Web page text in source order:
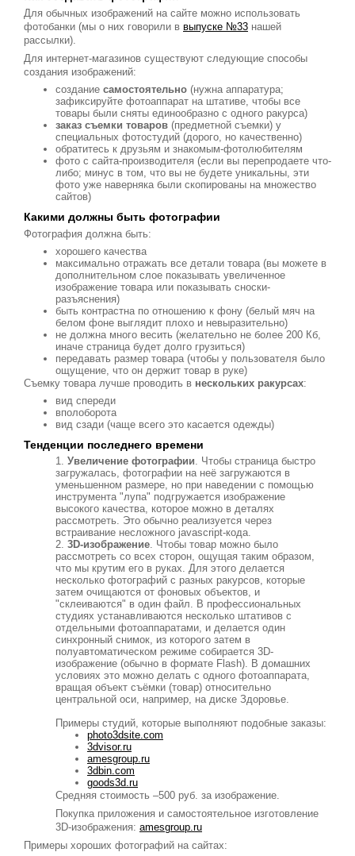
Для обычных изображений на сайте можно использовать
фотобанки (мы о них говорили в выпуске №33 нашей
рассылки).
Для интернет-магазинов существуют следующие способы
создания изображений:
создание самостоятельно (нужна аппаратура;
зафиксируйте фотоаппарат на штативе, чтобы все
товары были сняты единообразно с одного ракурса)
заказ съемки товаров (предметной съемки) у
специальных фотостудий (дорого, но качественно)
обратитесь к друзьям и знакомым-фотолюбителям
фото с сайта-производителя (если вы перепродаете что-
либо; минус в том, что вы не будете уникальны, эти
фото уже наверняка были скопированы на множество
сайтов)
Какими должны быть фотографии
Фотография должна быть:
хорошего качества
максимально отражать все детали товара (вы можете в
дополнительном слое показывать увеличенное
изображение товара или показывать сноски-
разъяснения)
быть контрастна по отношению к фону (белый мяч на
белом фоне выглядит плохо и невыразительно)
не должна много весить (желательно не более 200 Кб,
иначе страница будет долго грузиться)
передавать размер товара (чтобы у пользователя было
ощущение, что он держит товар в руке)
Съемку товара лучше проводить в нескольких ракурсах:
вид спереди
вполоборота
вид сзади (чаще всего это касается одежды)
Тенденции последнего времени
Увеличение фотографии. Чтобы страница быстро
загружалась, фотографии на неё загружаются в
уменьшенном размере, но при наведении с помощью
инструмента "лупа" подгружается изображение
высокого качества, которое можно в деталях
рассмотреть. Это обычно реализуется через
встраивание несложного javascript-кода.
3D-изображение. Чтобы товар можно было
рассмотреть со всех сторон, ощущая таким образом,
что мы крутим его в руках. Для этого делается
несколько фотографий с разных ракурсов, которые
затем очищаются от фоновых объектов, и
"склеиваются" в один файл. В профессиональных
студиях устанавливаются несколько штативов с
отдельными фотоаппаратами, и делается один
синхронный снимок, из которого затем в
полуавтоматическом режиме собирается 3D-
изображение (обычно в формате Flash). В домашних
условиях это можно делать с одного фотоаппарата,
вращaя объект съёмки (товар) относительно
центральной оси, например, на диске Здоровье.
Примеры студий, которые выполняют подобные заказы:
photo3dsite.com
3dvisor.ru
amesgroup.ru
3dbin.com
goods3d.ru
Средняя стоимость –500 руб. за изображение.
Покупка приложения и самостоятельное изготовление
3D-изображения: amesgroup.ru
Примеры хороших фотографий на сайтах: